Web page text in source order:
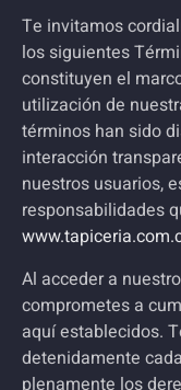
Te invitamos
los siguientes
constituyen el
utilización de
términos han sido
interacción
nuestros usuarios,
responsabilidades
Al acceder a
comprometes a
aquí establecidos.
detenidamente
plenamente los